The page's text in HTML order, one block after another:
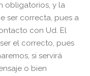
obligatorios, y la
ser correcta, pues a
con Ud. El
el correcto, pues
si servirá
o bien